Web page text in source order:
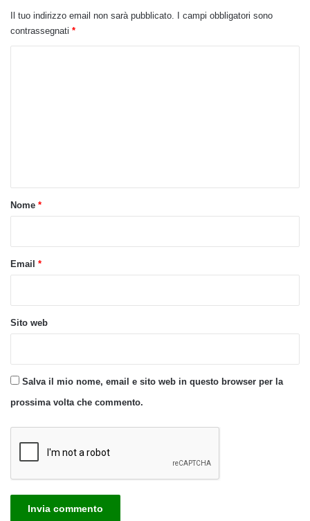
Il tuo indirizzo email non sarà pubblicato.
I campi obbligatori sono
contrassegnati *
oNome *
Email *
Sito web
Salva il mio nome, email e sito web in questo browser per la
prossima volta che commento.